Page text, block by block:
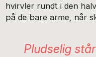
hvirvler rundt i den
på de bare arme, når
Pludselig